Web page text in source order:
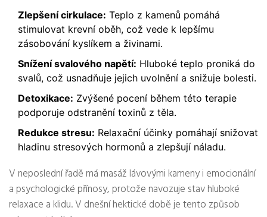
Zlepšení cirkulace: Teplo z kamenů pomáhá
stimulovat krevní oběh, což vede k lepšímu
zásobování kyslíkem a živinami.
Snížení svalového napětí: Hluboké teplo proniká do
svalů, což usnadňuje jejich uvolnění a snižuje bolesti.
Detoxikace: Zvýšené pocení během této terapie
podporuje odstranění toxinů z těla.
Redukce stresu: Relaxační účinky pomáhají snižovat
hladinu stresových hormonů a zlepšují náladu.
V neposlední řadě má masáž lávovými kameny i emocionální
a psychologické přínosy, protože navozuje stav hluboké
relaxace a klidu. V dnešní hektické době je tento způsob